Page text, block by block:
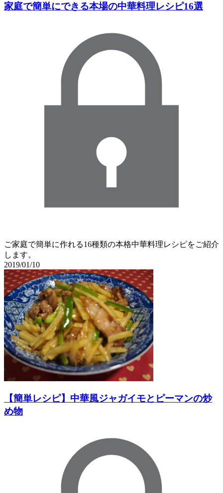
家庭で簡単にできる本場の中華料理レシピ16選
ご家庭で簡単に作れる16種類の本格中華料理レシピをご紹介
します。
2019/01/10
【簡単レシピ】中華風ジャガイモとピーマンの炒
め物